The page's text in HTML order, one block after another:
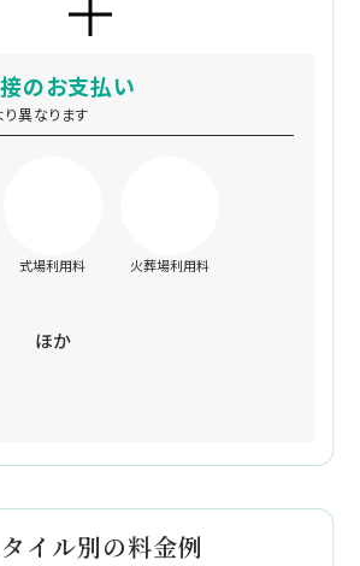
のお支払い
異なります
式場利用料 火葬場利用料
ほか
イル別の料金例